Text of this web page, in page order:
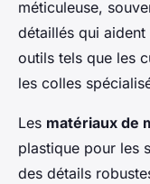
méticuleuse,
détaillés qui
outils tels que les
les colles
Les matériaux de
plastique pour les
des détails